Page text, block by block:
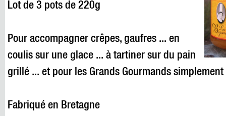
Lot de 3 pots de 220g
Pour accompagner crêpes, gaufres ... en
coulis sur une glace ... à tartiner sur du pain
grillé ... et pour les Grands Gourmands
Fabriqué en Bretagne